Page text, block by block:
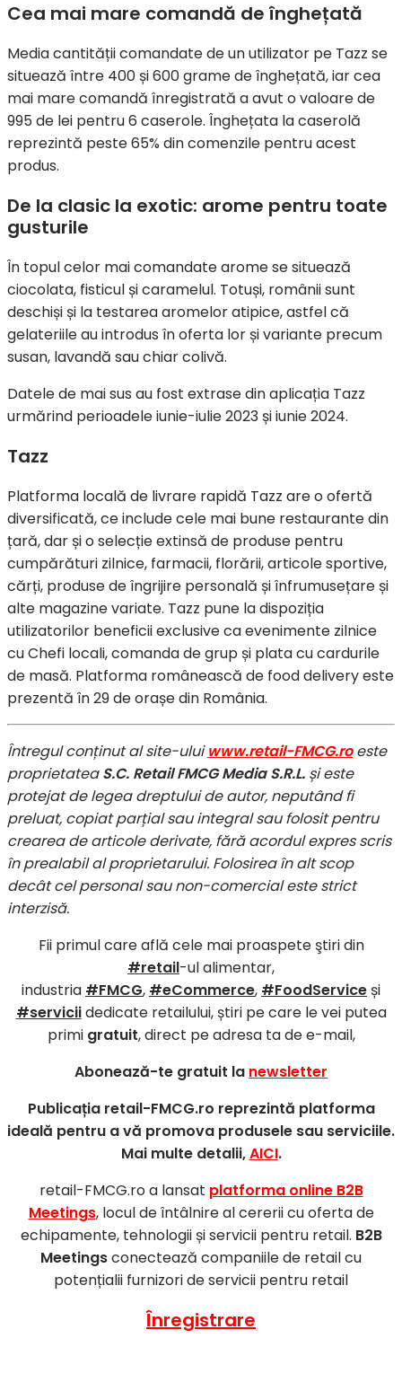
Cea mai mare comandă de înghețată
Media cantității comandate de un utilizator pe Tazz se
situează între 400 și 600 grame de înghețată, iar cea
mai mare comandă înregistrată a avut o valoare de
995 de lei pentru 6 caserole. Înghețata la caserolă
reprezintă peste 65% din comenzile pentru acest
produs.
De la clasic la exotic: arome pentru toate
gusturile
În topul celor mai comandate arome se situează
ciocolata, fisticul și caramelul. Totuși, românii sunt
deschiși și la testarea aromelor atipice, astfel că
gelateriile au introdus în oferta lor și variante precum
susan, lavandă sau chiar colivă.
Datele de mai sus au fost extrase din aplicația Tazz
urmărind perioadele iunie-iulie 2023 și iunie 2024.
Tazz
Platforma locală de livrare rapidă Tazz are o ofertă
diversificată, ce include cele mai bune restaurante din
țară, dar și o selecție extinsă de produse pentru
cumpărături zilnice, farmacii, florării, articole sportive,
cărți, produse de îngrijire personală și înfrumusețare și
alte magazine variate. Tazz pune la dispoziția
utilizatorilor beneficii exclusive ca evenimente zilnice
cu Chefi locali, comanda de grup și plata cu cardurile
de masă. Platforma românească de food delivery este
prezentă în 29 de orașe din România.
Întregul conținut al site-uluiwww.retail-FMCG.roeste
proprietateaS.C. Retail FMCG Media S.R.L. și este
protejat de legea dreptului de autor, neputând fi
preluat, copiat parțial sau integral sau folosit pentru
crearea de articole derivate, fără acordul expres scris
în prealabil al proprietarului. Folosirea în alt scop
decât cel personal sau non-comercial este strict
interzisă.
Fii primul care află cele mai proaspete ştiri din
#retail-ul alimentar,
industria #FMCG, #eCommerce, #FoodServiceși
#serviciidedicate retailului, știri pe care le vei putea
primi gratuit, direct pe adresa ta de e-mail,
Abonează-te gratuit la newsletter
Publicația retail-FMCG.ro reprezintă platforma
ideală pentru a vă promova produsele sau serviciile.
Mai multe detalii,AICI.
retail-FMCG.ro a lansat platforma online B2B
Meetings, locul de întâlnire al cererii cu oferta de
echipamente, tehnologii și servicii pentru retail. B2B
Meetingsconectează companiile de retail cu
potențialii furnizori de servicii pentru retail
Înregistrare